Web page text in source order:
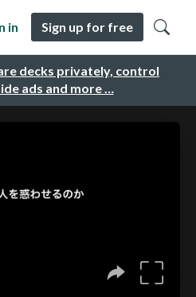
decks privately, control
ads and more …
in Sign up for free